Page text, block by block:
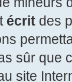
écrit des
sûr que
site